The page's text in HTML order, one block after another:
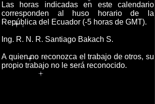
Las horas indicadas en este calendario
corresponden al huso horario de la
República del Ecuador (-5 horas de GMT).
Ing. R. N. R. Santiago Bakach S.
A quien no reconozca el trabajo de otros, su
propio trabajo no le será reconocido.